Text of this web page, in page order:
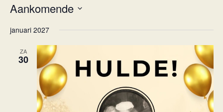
Aankomende
een
januari 2027
ZA
30